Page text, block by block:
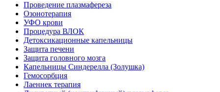
Проведение плазмафереза
Озонотерапия
УФО крови
Процедура ВЛОК
Детоксикационные капельницы
Защита печени
Защита головного мозга
Капельницы Синдерелла (Золушка)
Гемосорбция
Лаеннек терапия